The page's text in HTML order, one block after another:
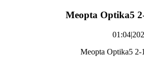
Meopta Optika5
|
01:04
Meopta Optika5